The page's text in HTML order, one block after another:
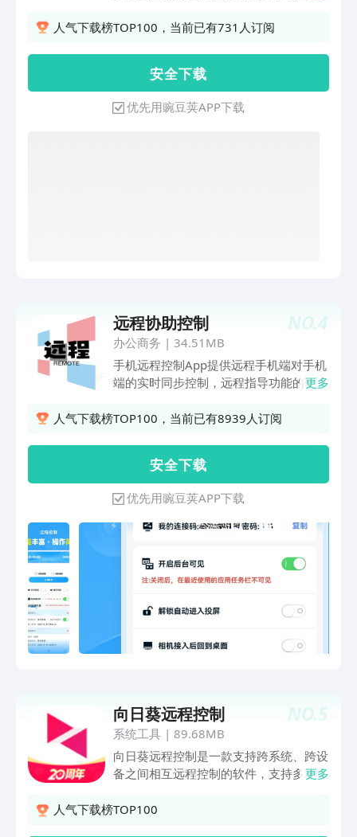
人气下载榜TOP100，当前已有731人订阅
安 全 下 载
优先用豌豆荚APP下载
NO.4
远程协助控制
办公商务 | 34.51MB
手机远程控制App提供远程手机端对手机
端的实时同步控制，远程指导功能的软件
控制功能2.屏幕实时分享，高分辨率低延
音沟通提高效率 4.端对端的手机触摸和
物理按键的模拟控制5.支持远程摄像头功
能，可在下和后台桌面下自动连接摄像头
进行远程查看画面
更多
人气下载榜TOP100，当前已有8939人订阅
安 全 下 载
优先用豌豆荚APP下载
NO.5
向日葵远程控制
系统工具| 89.68MB
向日葵远程控制是一款支持跨系统、跨设
备之间相互远程控制的软件，支持多种系
桌面协议） 连接方式，可用于远程管
更多
人气下载榜TOP100